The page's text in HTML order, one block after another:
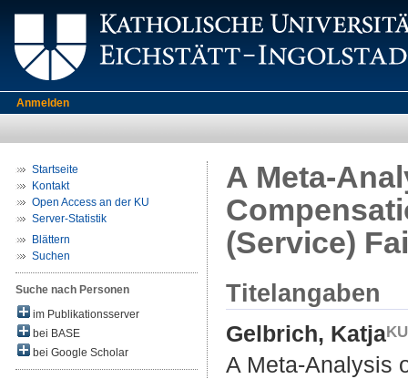
Anmelden
Startseite
Kontakt
Open Access an der KU
Server-Statistik
Blättern
Suchen
Suche nach Personen
im Publikationsserver
bei BASE
bei Google Scholar
A Meta-
(Service)
Titelangaben
Gelbrich, Katja
A Meta-Analysis